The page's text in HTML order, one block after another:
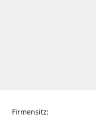
Firmensitz: